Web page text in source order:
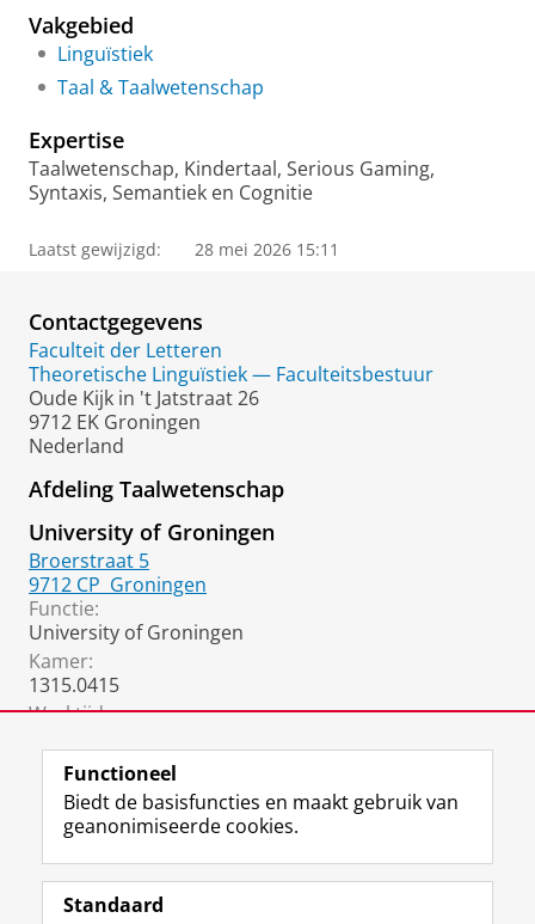
a
g
e
h
t
a
Vakgebied
Linguïstiek
Taal & Taalwetenschap
Expertise
Taalwetenschap, Kindertaal, Serious Gaming,
Syntaxis, Semantiek en Cognitie
Laatst gewijzigd: 28 mei 2026 15:11
Contactgegevens
Faculteit der Letteren
Theoretische Linguïstiek — Faculteitsbestuur
Oude Kijk in 't Jatstraat 26
9712 EK Groningen
Nederland
Afdeling Taalwetenschap
University of Groningen
Broerstraat 5
9712 CP Groningen
Functie:
University of Groningen
Kamer:
1315.0415
Werktijden:
Volg de RUG
F
a
L
i
R
S
I
n
Y
o
Functioneel
Biedt de basisfuncties en maakt gebruik van
geanonimiseerde cookies.
Standaard